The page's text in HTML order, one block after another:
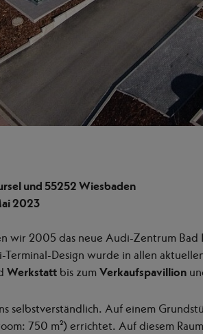
und 55252 Wiesbaden
2023
wir 2005 das neue Audi-Zentrum
Design wurde in allen
Werkstatt bis zum Verkaufspavillion
selbstverständlich. Auf einem
750 m²) errichtet. Auf diesem